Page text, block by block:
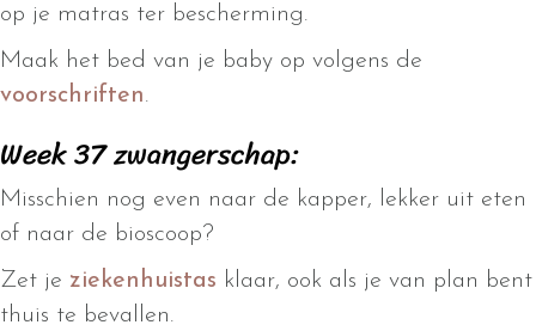
op je matras ter bescherming.
Maak het bed van je baby op volgens de
voorschriften.
Week 37 zwangerschap:
Misschien nog even naar de kapper, lekker uit eten
of naar de bioscoop?
Zet je ziekenhuistas klaar, ook als je van plan bent
thuis te bevallen.